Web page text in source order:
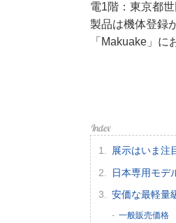
ラ
お
電1階：東京都
製品は機体登録
「Makuake」に
展示はいま注
日本専用モデ
安価な最軽量
一般販売価格